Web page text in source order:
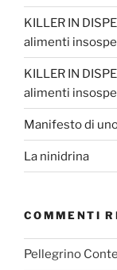
KILLER IN
alimenti
KILLER IN
alimenti
Manifesto di
La ninidrina
COMMENTI
Pellegrino Conte